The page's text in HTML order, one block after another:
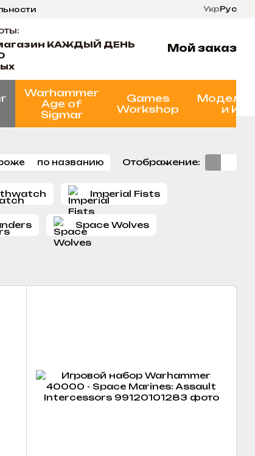
УкрРус
КАЖДЫЙ ДЕНЬ
Мой заказ
Warhammer
Age of
Sigmar
Games
Workshop
и
по названию Отображение:
Imperial Fists
Space Wolves